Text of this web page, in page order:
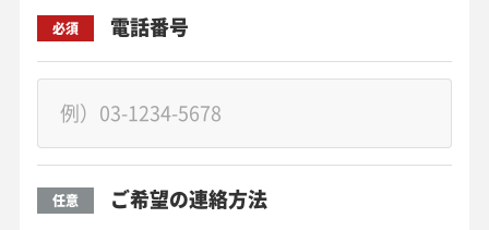
必須 電話番号
任意 ご希望の連絡方法